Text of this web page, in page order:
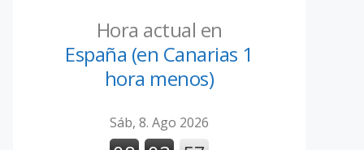
Hora actual en
España (en Canarias 1
hora menos)